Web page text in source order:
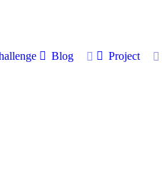
Blog Project